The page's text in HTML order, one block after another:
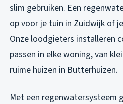
slim gebruiken. Een
op voor je tuin in Zuidwijk of
Onze loodgieters installeren
passen in elke woning, van
ruime huizen in Butterhuizen.
Met een regenwatersysteem